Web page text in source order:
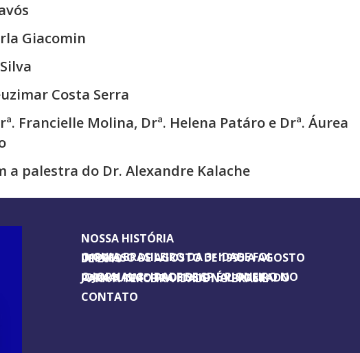
Giacomin
Costa Serra
Francielle Molina, Drª. Helena Patáro e Drª. Áurea
a palestra do Dr. Alexandre Kalache
NOSSA HISTÓRIA
O GUIA BRASILEIRO DA 3ª IDADE FOI IMPRESSO DE AGOSTO DE 1995 A AGOSTO DE 2010
O JORNAL 3ª IDADE DE SP É PIONEIRO NO JORNALISMO PROFISSIONAL VOLTADO PARA A TERCEIRA IDADE NO BRASIL
CONTATO